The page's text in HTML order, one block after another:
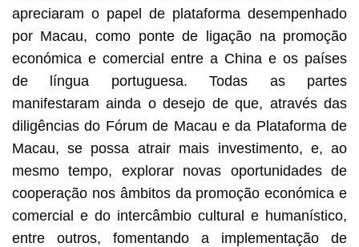
apreciaram o papel de plataforma desempenhado
por Macau, como ponte de ligação na promoção
económica e comercial entre a China e os países
de língua portuguesa. Todas as partes
manifestaram ainda o desejo de que, através das
diligências do Fórum de Macau e da Plataforma de
Macau, se possa atrair mais investimento, e, ao
mesmo tempo, explorar novas oportunidades de
cooperação nos âmbitos da promoção económica e
comercial e do intercâmbio cultural e humanístico,
entre outros, fomentando a implementação de